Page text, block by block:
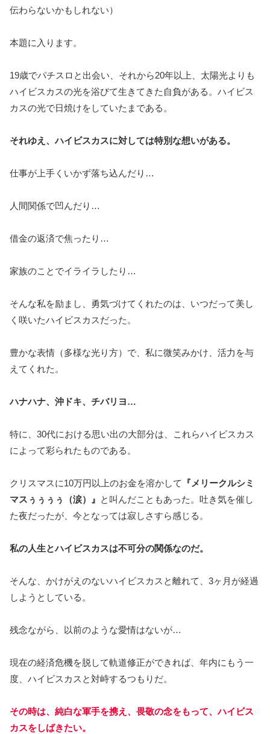
伝わらないかもしれない）
本題に入ります。
19歳でパチスロと出会い、それから20年以上、太陽光よりも
ハイビスカスの光を浴びて生きてきた自負がある。ハイビス
カスの光で日焼けをしていたまである。
それゆえ、ハイビスカスに対しては特別な想いがある。
仕事が上手くいかず落ち込んだり…
人間関係で凹んだり…
借金の返済で焦ったり…
家族のことでイライラしたり…
そんな私を励まし、勇気づけてくれたのは、いつだって美し
く咲いたハイビスカスだった。
豊かな表情（多様な光り方）で、私に微笑みかけ、活力を与
えてくれた。
ハナハナ、沖ドキ、チバリヨ…
特に、30代における思い出の大部分は、これらハイビスカス
によって彩られたものである。
クリスマスに10万円以上のお金を溶かして
『メリークルシミ
マスぅぅぅぅ（涙）』 と叫んだこともあった。吐き気を催し
た夜だったが、今となっては寂しさすら感じる。
私の人生とハイビスカスは不可分の関係なのだ。
そんな、かけがえのないハイビスカスと離れて、3ヶ月が経過
しようとしている。
残念ながら、以前のような愛情はないが…
現在の経済危機を脱して軌道修正ができれば、年内にもう一
度、ハイビスカスと対峙するつもりだ。
その時は、純白な軍手を携え、畏敬の念をもって、ハイビス
カスをしばきたい。